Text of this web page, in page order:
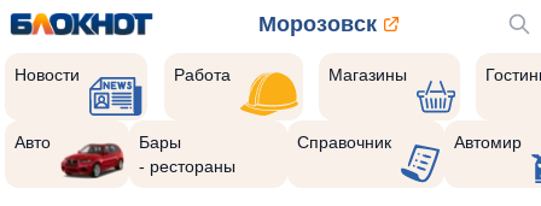
Морозовск
Новости Работа Магазины
Авто
Бары
- рестораны
Справочник Автомир